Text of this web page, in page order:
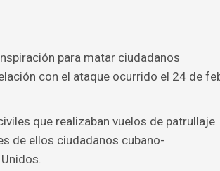
para matar ciudadanos
con el ataque ocurrido el 24 de
que realizaban vuelos de patrullaje
de ellos ciudadanos cubano-